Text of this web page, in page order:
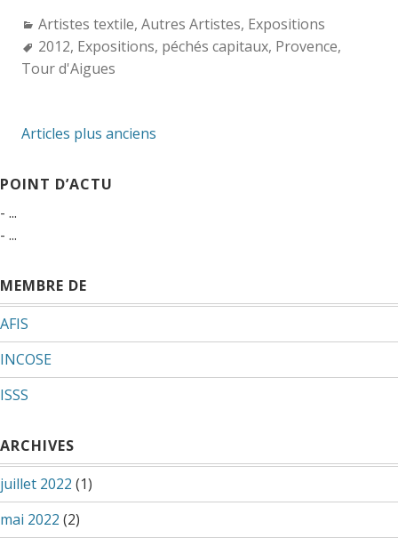
Categories:
Artistes textile, Autres Artistes, Expositions
Tags:
2012, Expositions, péchés capitaux, Provence,
Tour d'Aigues
Navigation
articles
Articles plus anciens
POINT D’ACTU
- ...
- ...
MEMBRE DE
AFIS
INCOSE
ISSS
ARCHIVES
juillet 2022 (1)
mai 2022 (2)